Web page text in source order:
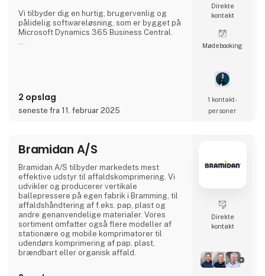
Vi tilbyder dig en hurtig, brugervenlig og
pålidelig softwareløsning, som er bygget på
Microsoft Dynamics 365 Business Central.
vejtransport til kølerum.
2 opslag
seneste fra 11. februar 2025
Direkte
kontakt
Møde­booking
1 kontakt­
personer
Bramidan A/S
Bramidan A/S tilbyder markedets mest
effektive udstyr til affaldskomprimering. Vi
udvikler og producerer vertikale
ballepressere på egen fabrik i Bramming, til
affaldshåndtering af f.eks. pap, plast og
andre genanvendelige materialer. Vores
sortiment omfatter også flere modeller af
stationære og mobile komprimatorer til
udendørs komprimering af pap, plast,
brændbart eller organisk affald.
Direkte
kontakt